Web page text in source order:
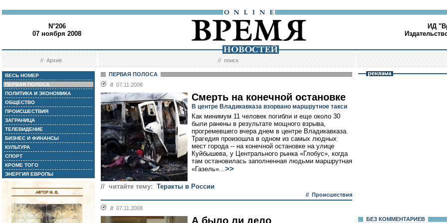
N°206
07 ноября 2008
ИД
//Архив //поиск
ВЕСЬ НОМЕР
ПЕРВАЯ ПОЛОСА
ПОЛИТИКА И ЭКОНОМИКА
ОБЩЕСТВО
ПРОИСШЕСТВИЯ
ЗАГРАНИЦА
ТЕЛЕВИДЕНИЕ
БИЗНЕС И ФИНАНСЫ
КУЛЬТУРА
СПОРТ
КРОМЕ ТОГО
ЭНЕРГИЯ ЕВРОПЫ
ПЕРВАЯ ПОЛОСА
// 07.11.2008
Смерть на конечной остановке
В центре Владикавказа взорвано маршрутное такси
Как минимум 11 человек погибли и еще около 30
были ранены в результате мощного взрыва,
прогремевшего вчера днем в центре Владикавказа.
Трагедия произошла в одном из самых людных
мест города -- на конечной остановке на улице
Куйбышева, у Центрального рынка «Глобус», когда
там остановилась заполненная людьми маршрутная
«Газель»...>>
// читайте тему: Теракты в России
// Происшествия
// 07.11.2008
А было ли дело
БЕЗ КОМMЕНТАРИЕВ